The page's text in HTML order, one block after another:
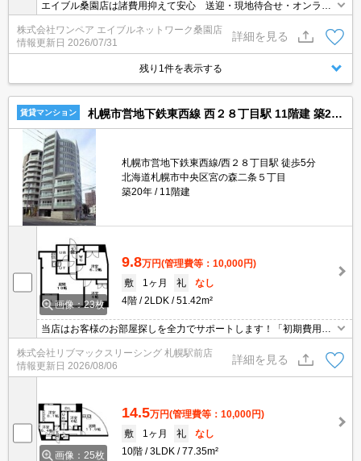
エイブル桑園店は諸費用抑えて安心 送迎・現地待合せ・オンライ
ン対応 個室相談 当店未掲載物件もご紹介
株式会社ワンペア エイブルネットワーク桑園店
情報更新日 2026/07/31
詳細を見る
残り1件を表示する
賃貸マンション 札幌市営地下鉄東西線 西２８丁目駅 11階建 築20年
札幌市営地下鉄東西線/西２８丁目駅 徒歩5分
北海道札幌市中央区宮の森二条５丁目
築20年
11階建
画像：23枚
9.8万円(管理費等：10,000円)
敷
1ヶ月 礼
なし
4階
2LDK 51.42m²
当店はお客様のお部屋探しを全力でサポートします！「初期費用を
安くしたい」「契約について相談したい」「見学や契約をオンライ
ンで行いたい」等、何でもご相談下さい。満足出来るまでとことん
お付き合い致します。
株式会社リブマックスリーシング 札幌駅前店
情報更新日 2026/08/06
詳細を見る
画像：25枚
14.5万円(管理費等：10,000円)
敷
1ヶ月 礼
なし
10階
3LDK 77.35m²